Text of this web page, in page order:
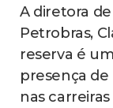
A diretora
Petrobras,
reserva é
presença
nas